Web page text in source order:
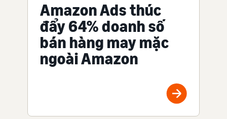
Amazon Ads thúc
đẩy 64% doanh số
bán hàng may mặc
ngoài Amazon